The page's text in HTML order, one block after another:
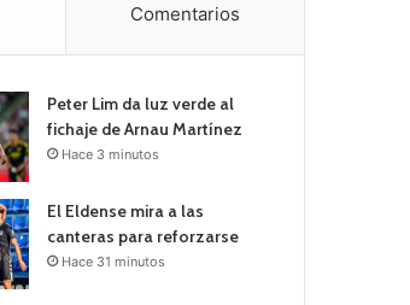
Comentarios
Peter Lim da luz verde al
fichaje de Arnau Martínez
Hace 3 minutos
El Eldense mira a las
canteras para reforzarse
Hace 31 minutos